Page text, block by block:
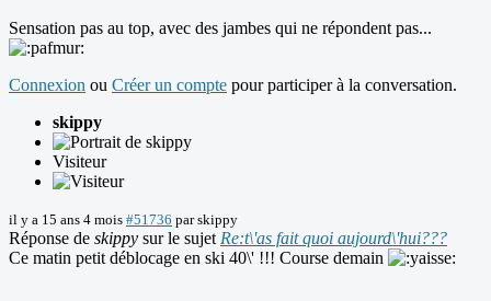
Sensation pas au top, avec des jambes qui ne répondent pas...
Connexion ou Créer un compte pour participer à la conversation.
skippy
Visiteur
il y a 15 ans 4 mois #51736 parskippy
Réponse de skippy sur le sujet Re:t\'as fait quoi aujourd\'hui???
Ce matin petit déblocage en ski 40\' !!! Course demain